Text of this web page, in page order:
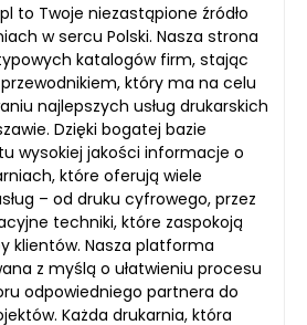
to Twoje niezastąpione źródło
w sercu Polski. Nasza strona
katalogów firm, stając
który ma na celu
najlepszych usług drukarskich
Dzięki bogatej bazie
wysokiej jakości informacje o
które oferują wiele
– od druku cyfrowego, przez
techniki, które zaspokoją
klientów. Nasza platforma
z myślą o ułatwieniu procesu
odpowiedniego partnera do
Każda drukarnia, która